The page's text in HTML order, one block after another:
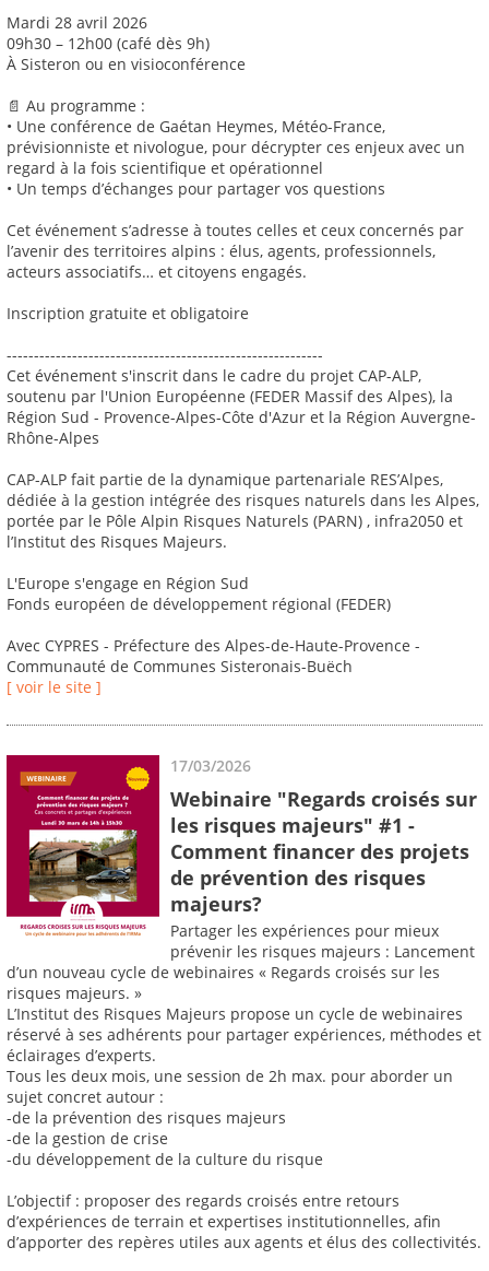
Mardi 28 avril 2026
09h30 – 12h00 (café dès 9h)
À Sisteron ou en visioconférence
📄 Au programme :
• Une conférence de Gaétan Heymes, Météo-France,
prévisionniste et nivologue, pour décrypter ces enjeux avec un
regard à la fois scientifique et opérationnel
• Un temps d’échanges pour partager vos questions
Cet événement s’adresse à toutes celles et ceux concernés par
l’avenir des territoires alpins : élus, agents, professionnels,
acteurs associatifs… et citoyens engagés.
Inscription gratuite et obligatoire
----------------------------------------------------------
Cet événement s'inscrit dans le cadre du projet CAP-ALP,
soutenu par l'Union Européenne (FEDER Massif des Alpes), la
Région Sud - Provence-Alpes-Côte d'Azur et la Région Auvergne-
Rhône-Alpes
CAP-ALP fait partie de la dynamique partenariale RES’Alpes,
dédiée à la gestion intégrée des risques naturels dans les Alpes,
portée par le Pôle Alpin Risques Naturels (PARN) , infra2050 et
l’Institut des Risques Majeurs.
L'Europe s'engage en Région Sud
Fonds européen de développement régional (FEDER)
Avec CYPRES - Préfecture des Alpes-de-Haute-Provence -
Communauté de Communes Sisteronais-Buëch
[ voir le site ]
17/03/2026
Webinaire "Regards croisés sur
les risques majeurs" #1 -
Comment financer des projets
de prévention des risques
majeurs?
Partager les expériences pour mieux
prévenir les risques majeurs : Lancement
d’un nouveau cycle de webinaires « Regards croisés sur les
risques majeurs. »
L’Institut des Risques Majeurs propose un cycle de webinaires
réservé à ses adhérents pour partager expériences, méthodes et
éclairages d’experts.
Tous les deux mois, une session de 2h max. pour aborder un
sujet concret autour :
-de la prévention des risques majeurs
-de la gestion de crise
-du développement de la culture du risque
L’objectif : proposer des regards croisés entre retours
d’expériences de terrain et expertises institutionnelles, afin
d’apporter des repères utiles aux agents et élus des collectivités.